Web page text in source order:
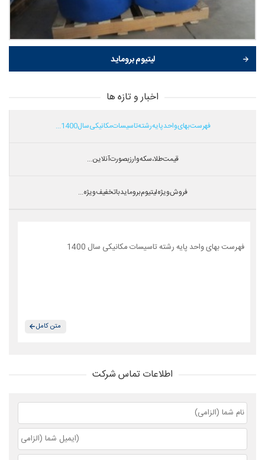
لیتیوم بروماید
اخبار و تازه ها
فهرست بهای واحد پایه رشته تاسیسات مکانیکی سال 1400...
قیمت طلا،سکه و ارز بصورت آنلاین...
فروش ویژه لیتیوم بروماید با تخفیف ویژه...
فهرست بهای واحد پایه رشته تاسیسات مکانیکی سال 1400
متن کامل
اطلاعات تماس شرکت